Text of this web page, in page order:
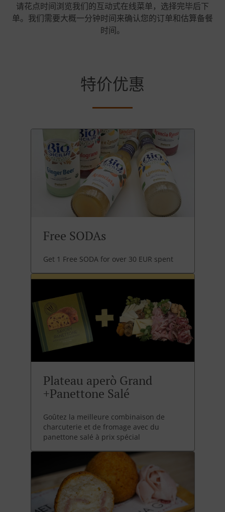
请花点时间浏览我们的互动式在线菜单，选择完毕后下
单。我们需要大概一分钟时间来确认您的订单和估算备餐
时间。
特价优惠
Free SODAs
Get 1 Free SODA for over 30 EUR spent
Plateau aperò Grand
+Panettone Salé
Goûtez la meilleure combinaison de
charcuterie et de fromage avec du
panettone salé à prix spécial